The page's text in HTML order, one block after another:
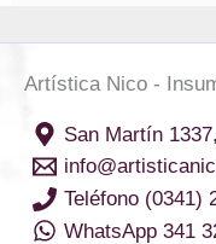
Artística Nico -
San Martín
Teléfono (0341)
WhatsApp 341